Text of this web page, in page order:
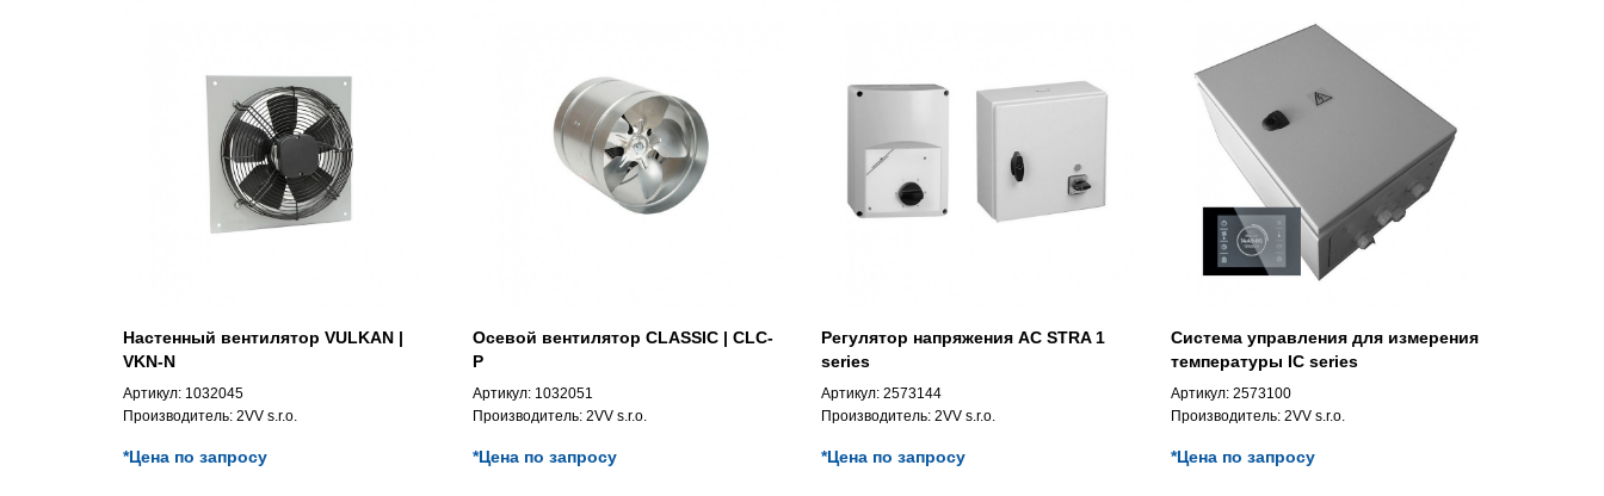
Настенный вентилятор VULKAN |
VKN-N
Артикул: 1032045
Производитель: 2VV s.r.o.
*Цена по запросу
Осевой вентилятор CLASSIC | CLC-
P
Артикул: 1032051
Производитель: 2VV s.r.o.
*Цена по запросу
Регулятор напряжения AC STRA 1
series
Артикул: 2573144
Производитель: 2VV s.r.o.
*Цена по запросу
Система управления для измерения
температуры IC series
Артикул: 2573100
Производитель: 2VV s.r.o.
*Цена по запросу